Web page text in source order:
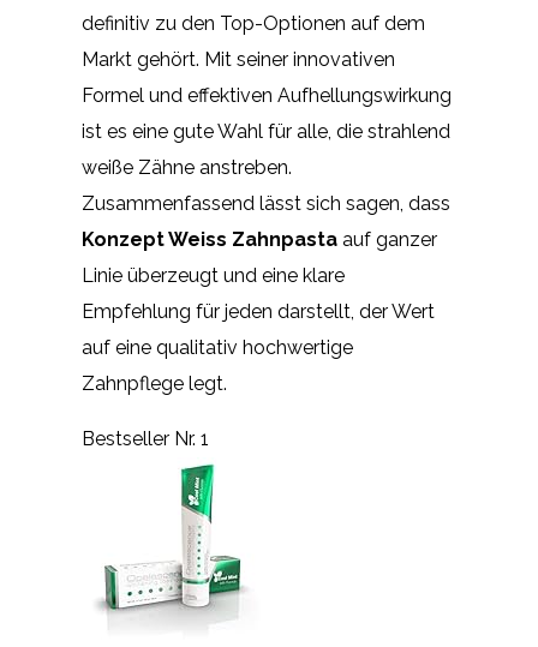
definitiv zu den Top-Optionen auf dem
Markt gehört. Mit seiner innovativen
Formel und effektiven Aufhellungswirkung
ist es eine gute Wahl für alle, die strahlend
weiße Zähne anstreben.
Zusammenfassend lässt sich sagen, dass
Konzept Weiss Zahnpasta auf ganzer
Linie überzeugt und eine klare
Empfehlung für jeden darstellt, der Wert
auf eine qualitativ hochwertige
Zahnpflege legt.
Bestseller Nr. 1